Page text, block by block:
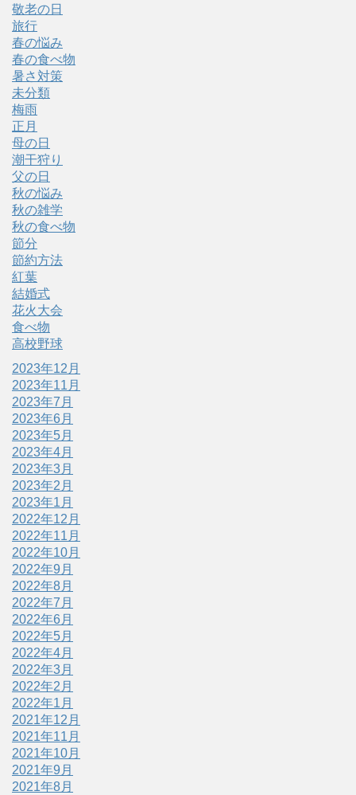
敬老の日
旅行
春の悩み
春の食べ物
暑さ対策
未分類
梅雨
正月
母の日
潮干狩り
父の日
秋の悩み
秋の雑学
秋の食べ物
節分
節約方法
紅葉
結婚式
花火大会
食べ物
高校野球
2023年12月
2023年11月
2023年7月
2023年6月
2023年5月
2023年4月
2023年3月
2023年2月
2023年1月
2022年12月
2022年11月
2022年10月
2022年9月
2022年8月
2022年7月
2022年6月
2022年5月
2022年4月
2022年3月
2022年2月
2022年1月
2021年12月
2021年11月
2021年10月
2021年9月
2021年8月